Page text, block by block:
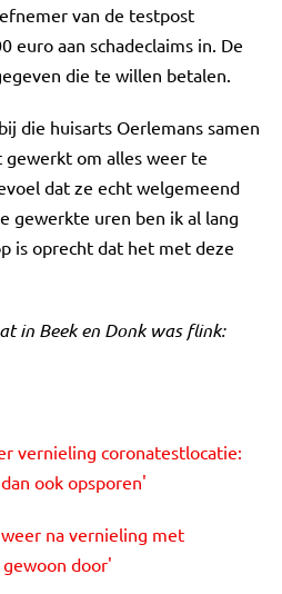
van de testpost
euro aan schadeclaims in. De
die te willen betalen.
die huisarts Oerlemans samen
om alles weer te
dat ze echt welgemeend
gewerkte uren ben ik al lang
is oprecht dat het met deze
in Beek en Donk was flink:
vernieling coronatestlocatie:
ook opsporen'
na vernieling met
door'